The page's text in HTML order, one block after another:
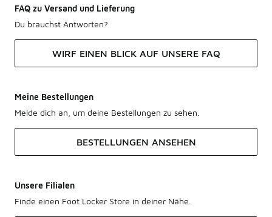
FAQ zu Versand und Lieferung
Du brauchst Antworten?
WIRF EINEN BLICK AUF UNSERE FAQ
Meine Bestellungen
Melde dich an, um deine Bestellungen zu sehen.
BESTELLUNGEN ANSEHEN
Unsere Filialen
Finde einen Foot Locker Store in deiner Nähe.